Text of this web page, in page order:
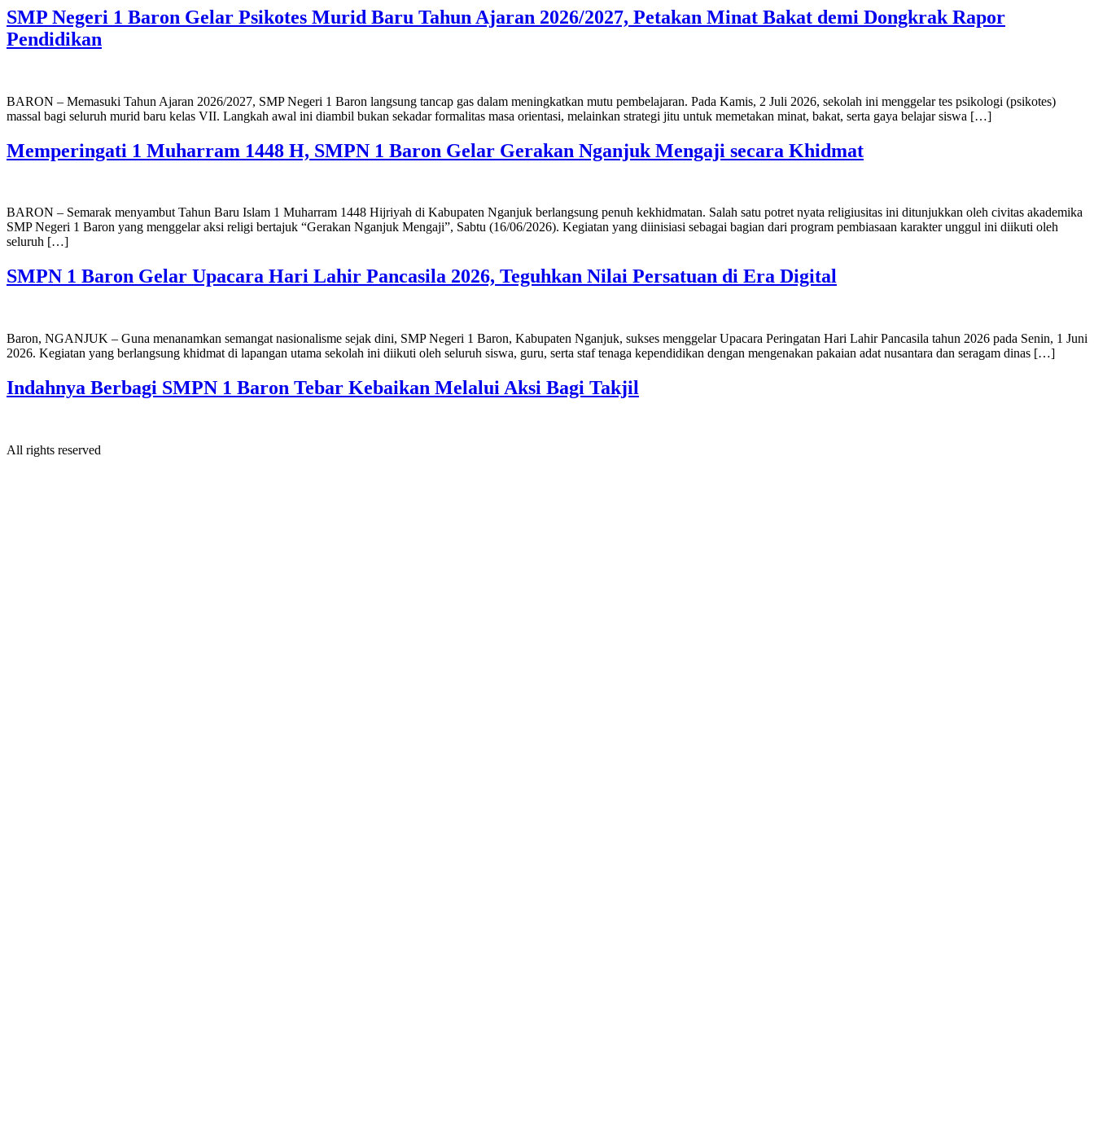
SMP Negeri 1 Baron Gelar Psikotes Murid Baru Tahun Ajaran 2026/2027, Petakan Minat Bakat demi Dongkrak Rapor
Pendidikan
BARON – Memasuki Tahun Ajaran 2026/2027, SMP Negeri 1 Baron langsung tancap gas dalam meningkatkan mutu pembelajaran. Pada Kamis, 2 Juli 2026, sekolah ini menggelar tes psikologi (psikotes)
massal bagi seluruh murid baru kelas VII. Langkah awal ini diambil bukan sekadar formalitas masa orientasi, melainkan strategi jitu untuk memetakan minat, bakat, serta gaya belajar siswa […]
Memperingati 1 Muharram 1448 H, SMPN 1 Baron Gelar Gerakan Nganjuk Mengaji secara Khidmat
BARON – Semarak menyambut Tahun Baru Islam 1 Muharram 1448 Hijriyah di Kabupaten Nganjuk berlangsung penuh kekhidmatan. Salah satu potret nyata religiusitas ini ditunjukkan oleh civitas akademika
SMP Negeri 1 Baron yang menggelar aksi religi bertajuk “Gerakan Nganjuk Mengaji”, Sabtu (16/06/2026). Kegiatan yang diinisiasi sebagai bagian dari program pembiasaan karakter unggul ini diikuti oleh
seluruh […]
SMPN 1 Baron Gelar Upacara Hari Lahir Pancasila 2026, Teguhkan Nilai Persatuan di Era Digital
Baron, NGANJUK – Guna menanamkan semangat nasionalisme sejak dini, SMP Negeri 1 Baron, Kabupaten Nganjuk, sukses menggelar Upacara Peringatan Hari Lahir Pancasila tahun 2026 pada Senin, 1 Juni
2026. Kegiatan yang berlangsung khidmat di lapangan utama sekolah ini diikuti oleh seluruh siswa, guru, serta staf tenaga kependidikan dengan mengenakan pakaian adat nusantara dan seragam dinas […]
Indahnya Berbagi SMPN 1 Baron Tebar Kebaikan Melalui Aksi Bagi Takjil
All rights reserved